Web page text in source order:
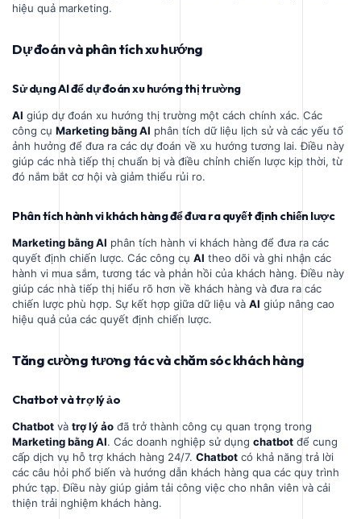
hiệu quả marketing.
Dự đoán và phân tích xu hướng
Sử dụng AI để dự đoán xu hướng thị trường
AI giúp dự đoán xu hướng thị trường một cách chính xác. Các
công cụ Marketing bằng AI phân tích dữ liệu lịch sử và các yếu tố
ảnh hưởng để đưa ra các dự đoán về xu hướng tương lai. Điều này
giúp các nhà tiếp thị chuẩn bị và điều chỉnh chiến lược kịp thời, từ
đó nắm bắt cơ hội và giảm thiểu rủi ro.
Phân tích hành vi khách hàng để đưa ra quyết định chiến lược
Marketing bằng AI phân tích hành vi khách hàng để đưa ra các
quyết định chiến lược. Các công cụ AI theo dõi và ghi nhận các
hành vi mua sắm, tương tác và phản hồi của khách hàng. Điều này
giúp các nhà tiếp thị hiểu rõ hơn về khách hàng và đưa ra các
chiến lược phù hợp. Sự kết hợp giữa dữ liệu và AI giúp nâng cao
hiệu quả của các quyết định chiến lược.
Tăng cường tương tác và chăm sóc khách hàng
Chatbot và trợ lý ảo
Chatbot và trợ lý ảo đã trở thành công cụ quan trọng trong
Marketing bằng AI. Các doanh nghiệp sử dụng chatbot để cung
cấp dịch vụ hỗ trợ khách hàng 24/7. Chatbot có khả năng trả lời
các câu hỏi phổ biến và hướng dẫn khách hàng qua các quy trình
phức tạp. Điều này giúp giảm tải công việc cho nhân viên và cải
thiện trải nghiệm khách hàng.